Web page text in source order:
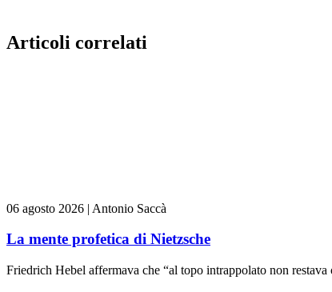
Articoli correlati
06 agosto 2026 | Antonio Saccà
La mente profetica di Nietzsche
Friedrich Hebel affermava che “al topo intrappolato non